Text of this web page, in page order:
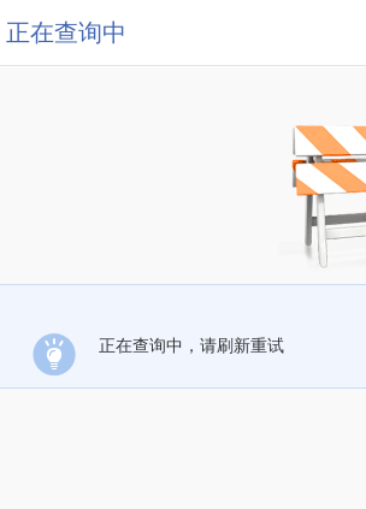
正在查询中
正在查询中，请刷新重试